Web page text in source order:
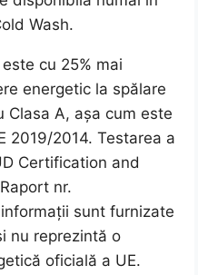
Wash.
cu 25% mai
energetic la spălare
Clasa A, așa cum este
2019/2014. Testarea a
Certification and
nr.
sunt furnizate
nu reprezintă o
oficială a UE.